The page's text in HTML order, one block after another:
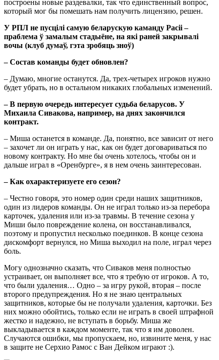
построены новые раздевалки, так что единственный вопрос,
который мог бы помешать нам получить лицензию, решен.
У РПЛ не пусцілі самую беларускую каманду Расіі –
праблема ў замалым стадыёне, на якi раней закрывалi
вочы (клуб думаў, гэта зробяць зноў)
– Состав команды будет обновлен?
– Думаю, многие останутся. Да, трех-четырех игроков нужно
будет убрать, но в остальном никаких глобальных изменений.
– В первую очередь интересует судьба беларусов. У
Михаила Сивакова, например, на днях закончился
контракт.
– Миша останется в команде. Да, понятно, все зависит от него
– захочет ли он играть у нас, как он будет договариваться по
новому контракту. Но мне бы очень хотелось, чтобы он и
дальше играл в «Оренбурге», я в нем очень заинтересован.
– Как охарактеризуете его сезон?
– Честно говоря, это номер один среди наших защитников,
один из лидеров команды. Он не играл только из-за перебора
карточек, удаления или из-за травмы. В течение сезона у
Миши было повреждение колена, он восстанавливался,
поэтому и пропустил несколько поединков. В конце сезона
дискомфорт вернулся, но Миша выходил на поле, играл через
боль.
Могу однозначно сказать, что Сиваков меня полностью
устраивает, он выполняет все, что я требую от игроков. А то,
что были удаления… Одно – за игру рукой, вторая – после
второго предупреждения. Но я не знаю центральных
защитников, которые бы не получали удаления, карточки. Без
них можно обойтись, только если не играть в своей штрафной
жестко и надежно, не вступать в борьбу. Миша же
выкладывается в каждом моменте, так что я им доволен.
Случаются ошибки, мы пропускаем, но, извините меня, у нас
в защите не Серхио Рамос с Ван Дейком играют :).